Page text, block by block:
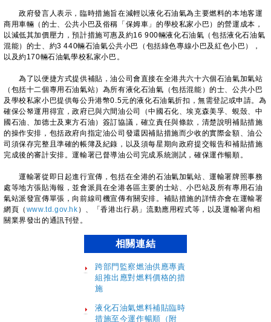
政府發言人表示，臨時措施旨在減輕以液化石油氣為主要燃料的本地客運
商用車輛（的士、公共小巴及俗稱「保姆車」的學校私家小巴）的營運成本，
以減低其加價壓力，預計措施可惠及約16 900輛液化石油氣（包括液化石油氣
混能）的士、約3 440輛石油氣公共小巴（包括綠色專線小巴及紅色小巴），
以及約170輛石油氣學校私家小巴。
為了以便捷方式提供補貼，油公司會直接在全港共六十六個石油氣加氣站
（包括十二個專用石油氣站）為所有液化石油氣（包括混能）的士、公共小巴
及學校私家小巴提供每公升港幣0.5元的液化石油氣折扣，無需登記或申請。為
確保公帑運用得宜，政府已與六間油公司（中國石化、埃克森美孚、蜆殼、中
國石油、加德士及東方石油）簽訂協議，確立責任與條款，清楚說明補貼措施
的操作安排，包括政府向指定油公司發還因補貼措施而少收的實際金額、油公
司須保存完整且準確的帳簿及紀錄，以及須每星期向政府提交報告和補貼措施
完成後的審計安排。運輸署已督導油公司完成系統測試，確保運作暢順。
運輸署從即日起進行宣傳，包括在全港的石油氣加氣站、運輸署牌照事務
處等地方張貼海報，並會派員在全港各區主要的士站、小巴站及所有專用石油
氣站派發宣傳單張，向前線司機宣傳有關安排。補貼措施的詳情亦會在運輸署
網頁（ www.td.gov.hk ）、「香港出行易」流動應用程式等，以及運輸署向相
關業界發出的通訊刊登。
相關連結
跨部門監察燃油供應專責
組推出應對燃料價格的措
施
液化石油氣燃料補貼臨時
措施至今運作暢順（附